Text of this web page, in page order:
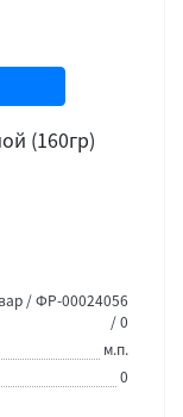
(160гр)
/ ФР-00024056
/ 0
м.п.
0